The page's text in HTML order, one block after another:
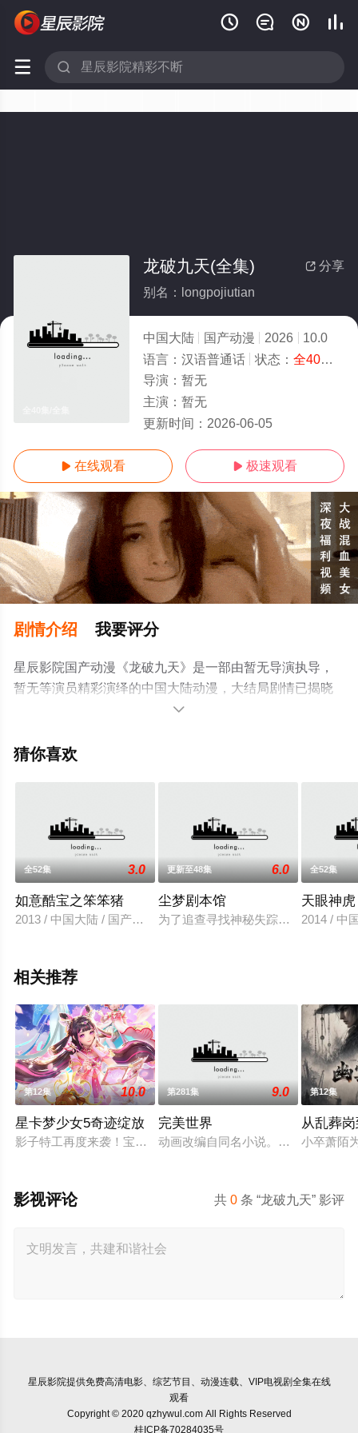
   
 
 分享
龙破九天(全集)
别名：longpojiutian
中国大陆 国产动漫 2026
10.0
语言： 汉语普通话 状态： 全40集
导演： 暂无
主演： 暂无
更新时间： 2026-06-05
 在线观看  极速观看
剧情介绍 我要评分
星辰影院国产动漫《龙破九天》是一部由暂无导演执导，
暂无等演员精彩演绎的中国大陆动漫，大结局剧情已揭晓
（全40集），手机免费观看高清未删减完整版动漫全集就
剧情网等平台了解。

猜你喜欢
全52集 3.0
如意酷宝之笨笨猪
2013 / 中国大陆 / 国产动漫
更新至48集 6.0
尘梦剧本馆
为了追查寻找神秘失踪又神秘现身的
全52集
天眼神
2014 / 中
相关推荐
第12集 10.0
星卡梦少女5奇迹绽放
影子特工再度来袭！宝石族精灵竟然成了关键所在！东方桃子
第281集 9.0
完美世界
动画改编自同名小说。他为修道而生
第12集
从乱葬
小卒萧陌
共0 条 “龙破九天” 影评
影视评论
星辰影院提供免费高清电影、综艺节目、动漫连载、VIP电视剧全集在线
观看
Copyright © 2020 qzhywul.com All Rights Reserved
桂ICP备70284035号